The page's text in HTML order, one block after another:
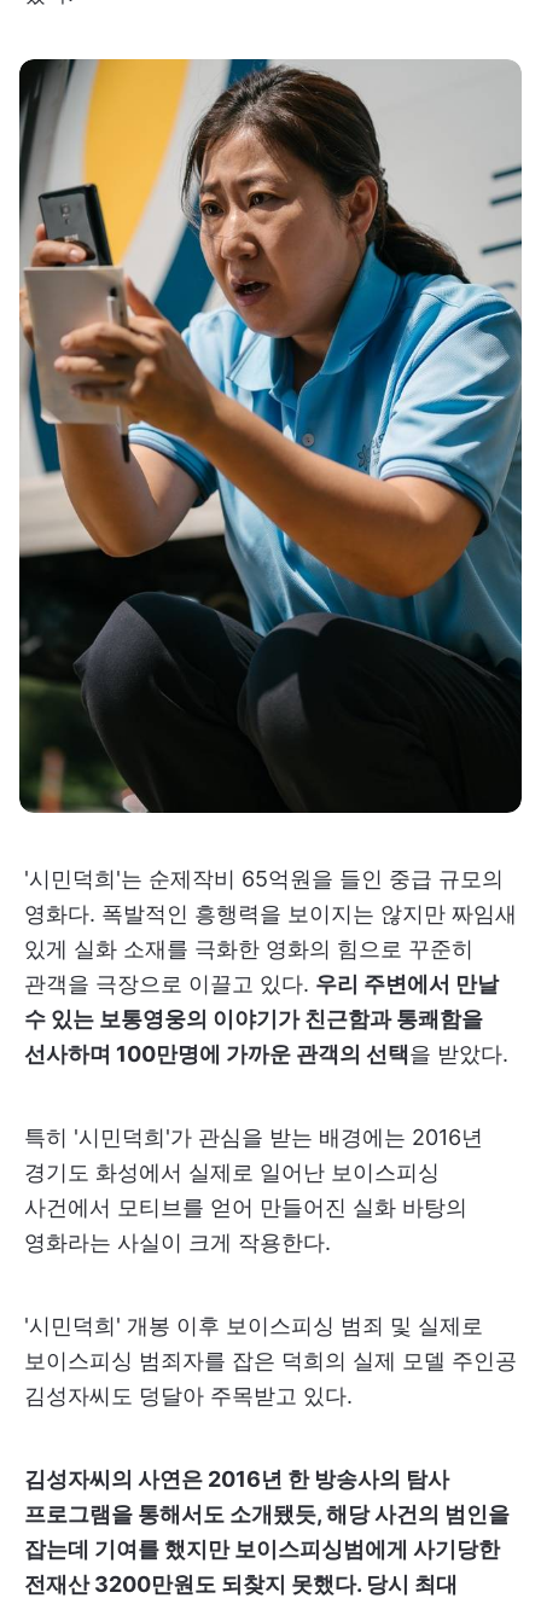
'시민덕희'는 순제작비 65억원을 들인 중급 규모의
영화다. 폭발적인 흥행력을 보이지는 않지만 짜임새
있게 실화 소재를 극화한 영화의 힘으로 꾸준히
관객을 극장으로 이끌고 있다. 우리 주변에서 만날
수 있는 보통영웅의 이야기가 친근함과 통쾌함을
선사하며 100만명에 가까운 관객의 선택을 받았다.
특히 '시민덕희'가 관심을 받는 배경에는 2016년
경기도 화성에서 실제로 일어난 보이스피싱
사건에서 모티브를 얻어 만들어진 실화 바탕의
영화라는 사실이 크게 작용한다.
'시민덕희' 개봉 이후 보이스피싱 범죄 및 실제로
보이스피싱 범죄자를 잡은 덕희의 실제 모델 주인공
김성자씨도 덩달아 주목받고 있다.
김성자씨의 사연은 2016년 한 방송사의 탐사
프로그램을 통해서도 소개됐듯, 해당 사건의 범인을
잡는데 기여를 했지만 보이스피싱범에게 사기당한
전재산 3200만원도 되찾지 못했다. 당시 최대